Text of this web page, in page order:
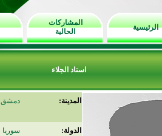
الرئيسية
المشاركات
الحالية
استاد الجلاء
المدينة: دمشق
الدولة: سوريا